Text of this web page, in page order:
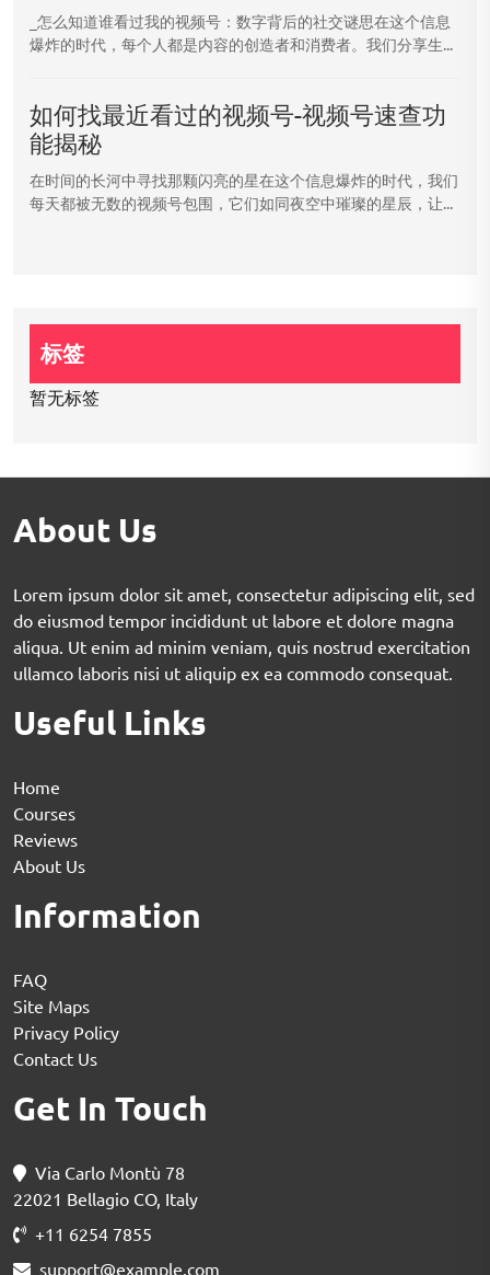
_怎么知道谁看过我的视频号：数字背后的社交谜思在这个信息
爆炸的时代，每个人都是内容的创造者和消费者。我们分享生...
如何找最近看过的视频号-视频号速查功
能揭秘
在时间的长河中寻找那颗闪亮的星在这个信息爆炸的时代，我们
每天都被无数的视频号包围，它们如同夜空中璀璨的星辰，让...
标签
暂无标签
About Us
Lorem ipsum dolor sit amet, consectetur adipiscing elit, sed
do eiusmod tempor incididunt ut labore et dolore magna
aliqua. Ut enim ad minim veniam, quis nostrud exercitation
ullamco laboris nisi ut aliquip ex ea commodo consequat.
Useful Links
Home
Courses
Reviews
About Us
Information
FAQ
Site Maps
Privacy Policy
Contact Us
Get In Touch
Via Carlo Montù 78
22021 Bellagio CO, Italy
+11 6254 7855
support@example.com